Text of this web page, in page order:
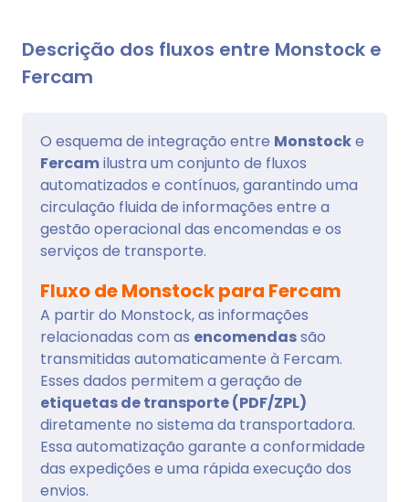
Descrição dos fluxos entre Monstock e
Fercam
O esquema de integração entre Monstocke
Fercamilustra um conjunto de fluxos
automatizados e contínuos, garantindo uma
circulação fluida de informações entre a
gestão operacional das encomendas e os
serviços de transporte.
Fluxo de Monstock para Fercam
A partir do Monstock, as informações
relacionadas com as encomendassão
transmitidas automaticamente à Fercam.
Esses dados permitem a geração de
etiquetas de transporte (PDF/ZPL)
diretamente no sistema da transportadora.
Essa automatização garante a conformidade
das expedições e uma rápida execução dos
envios.